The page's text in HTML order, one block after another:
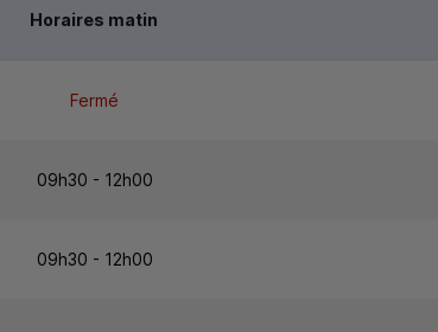
Horaires matin
Fermé
09h30 - 12h00
09h30 - 12h00